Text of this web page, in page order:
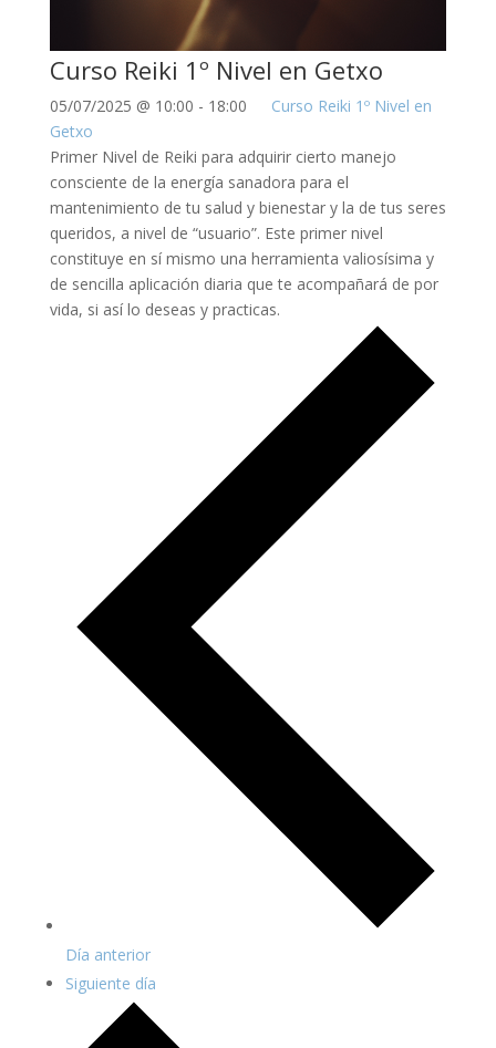
Curso Reiki 1º Nivel en Getxo
05/07/2025 @ 10:00 - 18:00
Curso Reiki 1º Nivel en
Getxo
Primer Nivel de Reiki para adquirir cierto manejo
consciente de la energía sanadora para el
mantenimiento de tu salud y bienestar y la de tus seres
queridos, a nivel de “usuario”. Este primer nivel
constituye en sí mismo una herramienta valiosísima y
de sencilla aplicación diaria que te acompañará de por
vida, si así lo deseas y practicas.
Día anterior
Siguiente día